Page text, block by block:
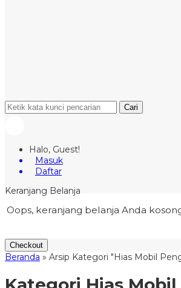
Cari
Halo, Guest!
Masuk
Daftar
Keranjang Belanja
Oops, keranjang belanja Anda
Checkout
Beranda » Arsip Kategori "Hias Mobil